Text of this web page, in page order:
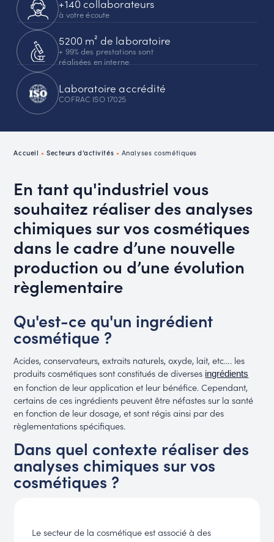
+140 collaborateurs
à votre écoute
5200 m² de laboratoire
+ 99% des prestations sont
réalisées en interne
Laboratoire accrédité
COFRAC ISO 17025
Accueil • Secteurs d’activités • Analyses cosmétiques
En tant qu'industriel vous
souhaitez réaliser des analyses
chimiques sur vos cosmétiques
dans le cadre d’une nouvelle
production ou d’une évolution
règlementaire
Qu'est-ce qu'un ingrédient
cosmétique ?
Acides, conservateurs, extraits naturels, oxyde, lait, etc…. les
produits cosmétiques sont constitués de diverses ingrédients
en fonction de leur application et leur bénéfice. Cependant,
certains de ces ingrédients peuvent être néfastes sur la santé
en fonction de leur dosage, et sont régis ainsi par des
règlementations spécifiques.
Dans quel contexte réaliser des
analyses chimiques sur vos
cosmétiques ?
Le secteur de la cosmétique est associé à des